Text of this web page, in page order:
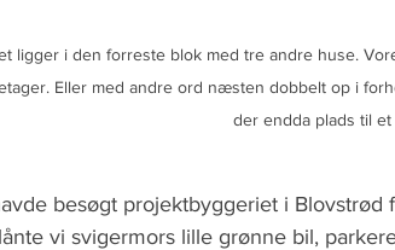
ligger i den forreste blok med tre andre huse.
Eller med andre ord næsten dobbelt op i
der endda plads til
besøgt projektbyggeriet i Blovstrød
vi svigermors lille grønne bil,